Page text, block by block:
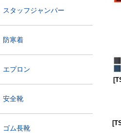
スタッフジャンパー
防寒着
エプロン
安全靴
ゴム長靴